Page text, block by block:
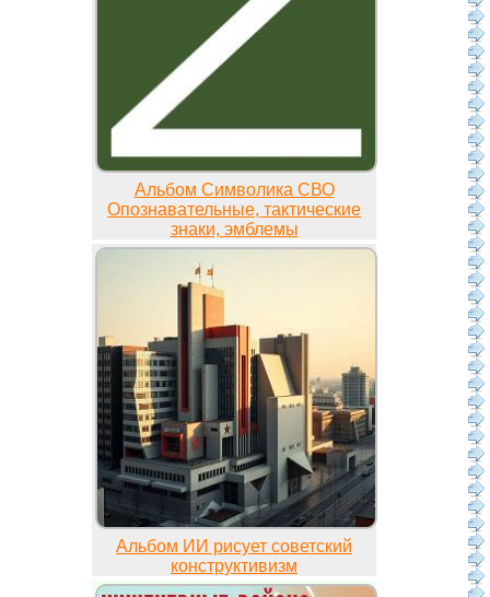
Альбом Символика СВО
Опознавательные, тактические
знаки, эмблемы
Альбом ИИ рисует советский
конструктивизм